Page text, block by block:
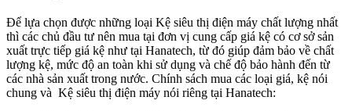
Để lựa chọn được những loại Kệ siêu thị điện máy chất lượng nhất
thì các chủ đầu tư nên mua tại đơn vị cung cấp giá kệ có cơ sở sản
xuất trực tiếp giá kệ như tại Hanatech, từ đó giúp đảm bảo về chất
lượng kệ, mức độ an toàn khi sử dụng và chế độ bảo hành đến từ
các nhà sản xuất trong nước. Chính sách mua các loại giá, kệ nói
chung và Kệ siêu thị điện máy nói riêng tại Hanatech: